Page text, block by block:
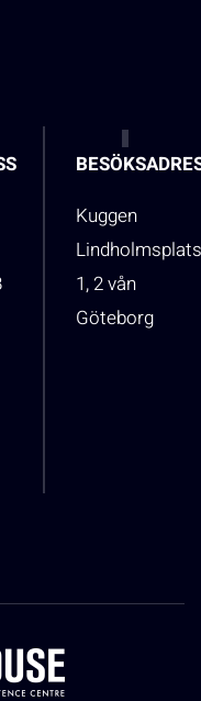
Kuggen
1, 2 vån
Göteborg